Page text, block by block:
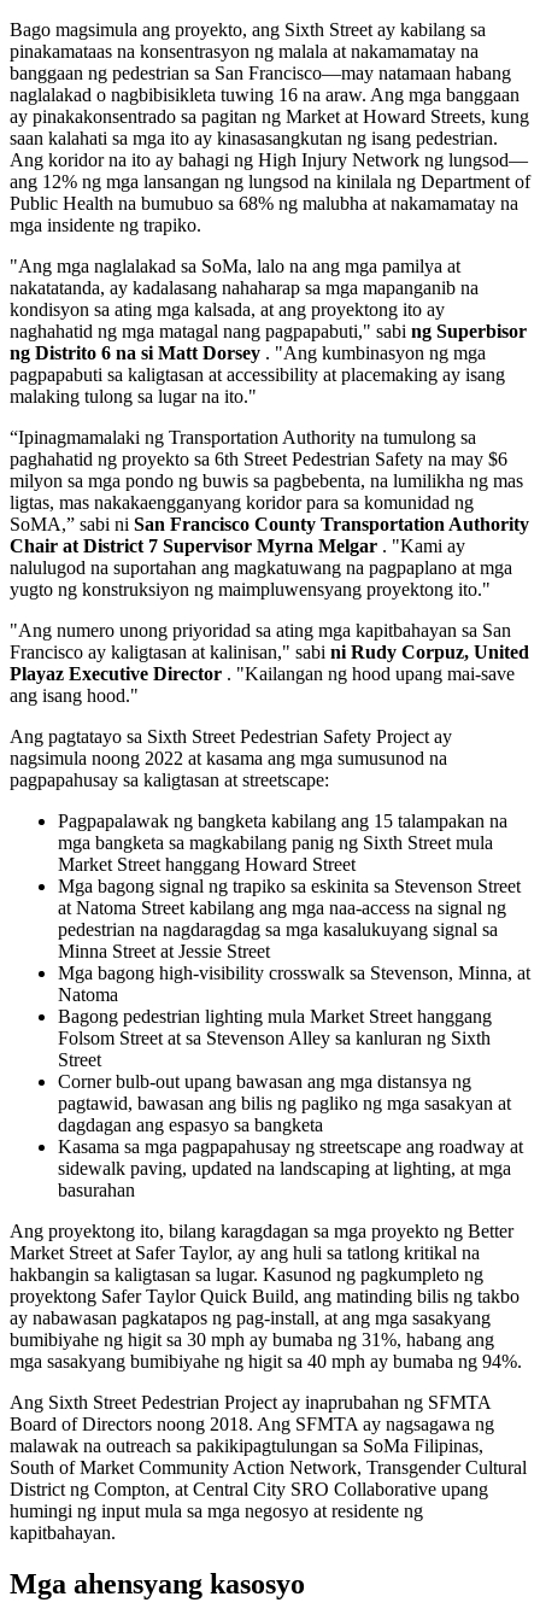
Bago magsimula ang proyekto, ang Sixth Street ay kabilang sa
pinakamataas na konsentrasyon ng malala at nakamamatay na
banggaan ng pedestrian sa San Francisco—may natamaan habang
naglalakad o nagbibisikleta tuwing 16 na araw. Ang mga banggaan
ay pinakakonsentrado sa pagitan ng Market at Howard Streets, kung
saan kalahati sa mga ito ay kinasasangkutan ng isang pedestrian.
Ang koridor na ito ay bahagi ng High Injury Network ng lungsod—
ang 12% ng mga lansangan ng lungsod na kinilala ng Department of
Public Health na bumubuo sa 68% ng malubha at nakamamatay na
mga insidente ng trapiko.
"Ang mga naglalakad sa SoMa, lalo na ang mga pamilya at
nakatatanda, ay kadalasang nahaharap sa mga mapanganib na
kondisyon sa ating mga kalsada, at ang proyektong ito ay
naghahatid ng mga matagal nang pagpapabuti," sabi ng Superbisor
ng Distrito 6 na si Matt Dorsey . "Ang kumbinasyon ng mga
pagpapabuti sa kaligtasan at accessibility at placemaking ay isang
malaking tulong sa lugar na ito."
“Ipinagmamalaki ng Transportation Authority na tumulong sa
paghahatid ng proyekto sa 6th Street Pedestrian Safety na may $6
milyon sa mga pondo ng buwis sa pagbebenta, na lumilikha ng mas
ligtas, mas nakakaengganyang koridor para sa komunidad ng
SoMA,” sabi ni San Francisco County Transportation Authority
Chair at District 7 Supervisor Myrna Melgar . "Kami ay
nalulugod na suportahan ang magkatuwang na pagpaplano at mga
yugto ng konstruksiyon ng maimpluwensyang proyektong ito."
"Ang numero unong priyoridad sa ating mga kapitbahayan sa San
Francisco ay kaligtasan at kalinisan," sabi ni Rudy Corpuz, United
Playaz Executive Director . "Kailangan ng hood upang mai-save
ang isang hood."
Ang pagtatayo sa Sixth Street Pedestrian Safety Project ay
nagsimula noong 2022 at kasama ang mga sumusunod na
pagpapahusay sa kaligtasan at streetscape:
Pagpapalawak ng bangketa kabilang ang 15 talampakan na
mga bangketa sa magkabilang panig ng Sixth Street mula
Market Street hanggang Howard Street
Mga bagong signal ng trapiko sa eskinita sa Stevenson Street
at Natoma Street kabilang ang mga naa-access na signal ng
pedestrian na nagdaragdag sa mga kasalukuyang signal sa
Minna Street at Jessie Street
Mga bagong high-visibility crosswalk sa Stevenson, Minna, at
Natoma
Bagong pedestrian lighting mula Market Street hanggang
Folsom Street at sa Stevenson Alley sa kanluran ng Sixth
Street
Corner bulb-out upang bawasan ang mga distansya ng
pagtawid, bawasan ang bilis ng pagliko ng mga sasakyan at
dagdagan ang espasyo sa bangketa
Kasama sa mga pagpapahusay ng streetscape ang roadway at
sidewalk paving, updated na landscaping at lighting, at mga
basurahan
Ang proyektong ito, bilang karagdagan sa mga proyekto ng Better
Market Street at Safer Taylor, ay ang huli sa tatlong kritikal na
hakbangin sa kaligtasan sa lugar. Kasunod ng pagkumpleto ng
proyektong Safer Taylor Quick Build, ang matinding bilis ng takbo
ay nabawasan pagkatapos ng pag-install, at ang mga sasakyang
bumibiyahe ng higit sa 30 mph ay bumaba ng 31%, habang ang
mga sasakyang bumibiyahe ng higit sa 40 mph ay bumaba ng 94%.
Ang Sixth Street Pedestrian Project ay inaprubahan ng SFMTA
Board of Directors noong 2018. Ang SFMTA ay nagsagawa ng
malawak na outreach sa pakikipagtulungan sa SoMa Filipinas,
South of Market Community Action Network, Transgender Cultural
District ng Compton, at Central City SRO Collaborative upang
humingi ng input mula sa mga negosyo at residente ng
kapitbahayan.
Mga ahensyang kasosyo